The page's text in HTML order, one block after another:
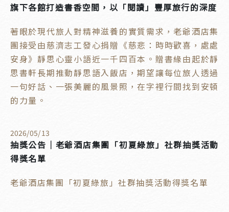
旗下各館打造書香空間，以「閱讀」豐厚旅行的深度
著眼於現代旅人對精神滋養的實質需求，老爺酒店集
團接受由慈濟志工發心捐贈《慈悲：時時歡喜，處處
安身》靜思心靈小語近一千四百本。贈書緣由起於靜
思書軒長期推動靜思語入飯店，期望讓每位旅人透過
一句好話、一張美麗的風景照，在字裡行間找到安頓
的力量。
2026/05/13
抽獎公告｜老爺酒店集團「初夏綠旅」社群抽獎活動
得獎名單
老爺酒店集團「初夏綠旅」社群抽獎活動得獎名單